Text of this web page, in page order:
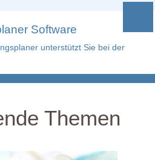
Software
unterstützt Sie bei der
Themen